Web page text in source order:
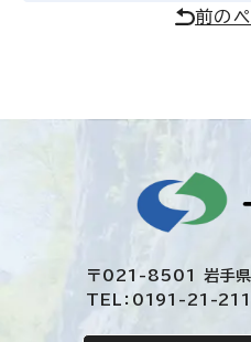
前の
〒021-8501 岩手県
TEL：0191-21-2111